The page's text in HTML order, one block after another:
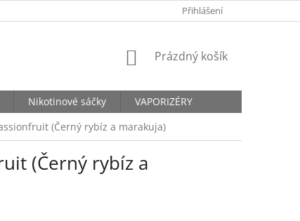
Přihlášení
NÁKUPNÍ
Prázdný košík
Nikotinové sáčky
VAPORIZÉRY
(Černý rybíz a marakuja)
(Černý rybíz a